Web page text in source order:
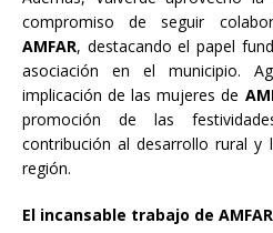
compromiso de seguir
AMFAR, destacando el papel
asociación en el municipio.
implicación de las mujeres de
promoción de las
contribución al desarrollo rural y
región.
El incansable trabajo de